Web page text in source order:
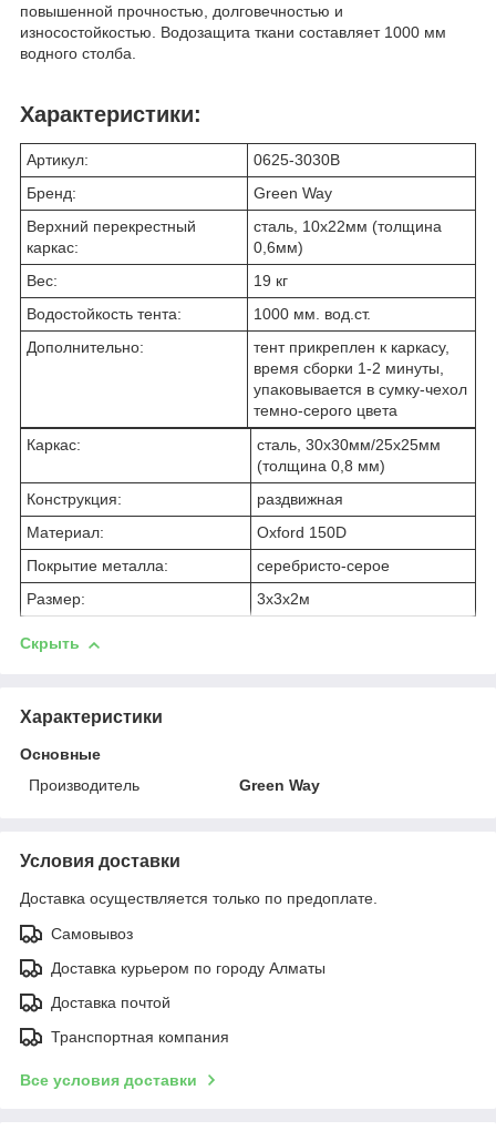
повышенной прочностью, долговечностью и
износостойкостью. Водозащита ткани составляет 1000 мм
водного столба.
Характеристики:
Артикул:
0625-3030B
Бренд:
Green Way
Верхний перекрестный
каркас:
сталь, 10х22мм (толщина
0,6мм)
Вес:
19 кг
Водостойкость тента:
1000 мм. вод.ст.
Дополнительно:
тент прикреплен к каркасу,
время сборки 1-2 минуты,
упаковывается в сумку-чехол
темно-серого цвета
Каркас:
сталь, 30х30мм/25х25мм
(толщина 0,8 мм)
Конструкция:
раздвижная
Материал:
Oxford 150D
Покрытие металла:
серебристо-серое
Размер:
3х3х2м
Скрыть
Характеристики
Основные
Производитель
Green Way
Условия доставки
Доставка осуществляется только по предоплате.
Самовывоз
Доставка курьером по городу Алматы
Доставка почтой
Транспортная компания
Все условия доставки